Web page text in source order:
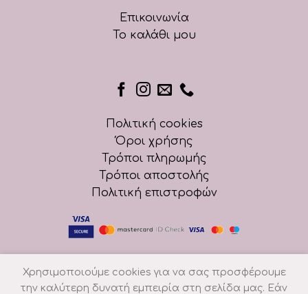
Επικοινωνία
Το καλάθι μου
Πολιτική cookies
Όροι χρήσης
Τρόποι πληρωμής
Τρόποι αποστολής
Πολιτική επιστροφών
Χρησιμοποιούμε cookies για να σας προσφέρουμε
την καλύτερη δυνατή εμπειρία στη σελίδα μας. Εάν